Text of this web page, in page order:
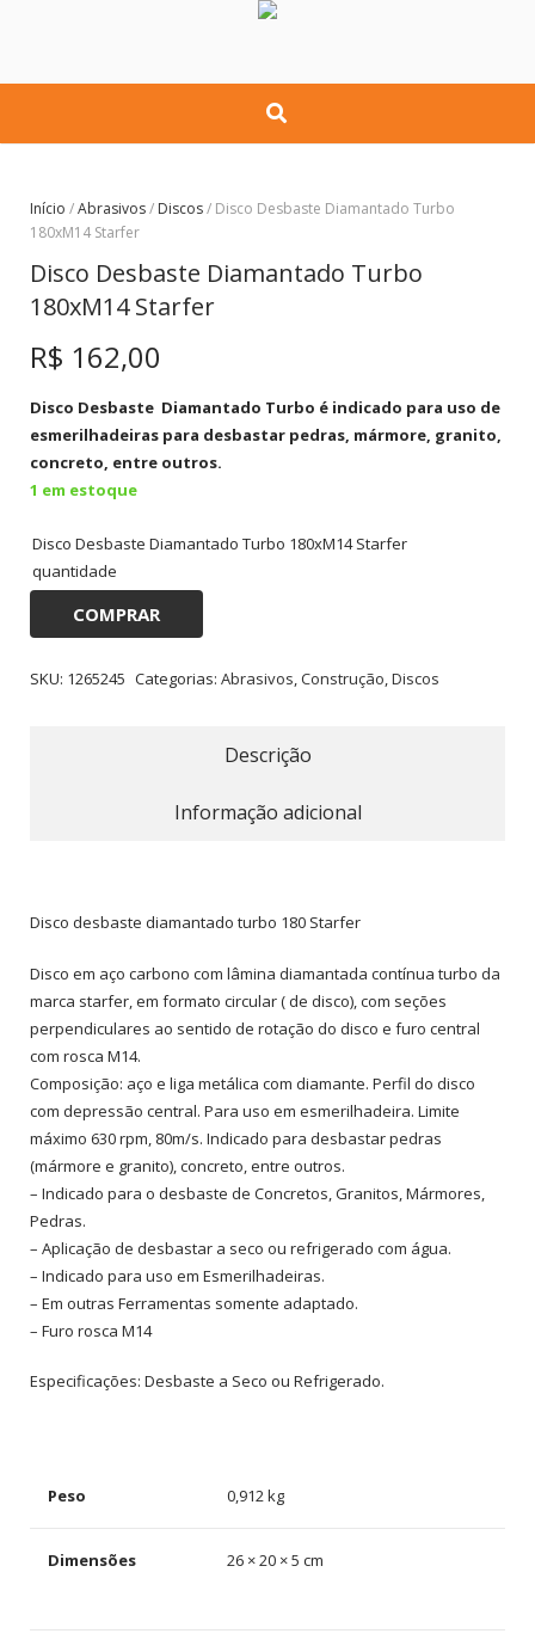
Início /Abrasivos/ Discos/ Disco Desbaste Diamantado Turbo
180xM14 Starfer
Disco Desbaste Diamantado Turbo
180xM14 Starfer
R$ 162,00
Disco Desbaste Diamantado Turbo é indicado para uso de
esmerilhadeiras para desbastar pedras, mármore, granito,
concreto, entre outros.
1 em estoque
Disco Desbaste Diamantado Turbo 180xM14 Starfer
quantidade
COMPRAR
SKU: 1265245 Categorias: Abrasivos Construção Discos
Descrição
Informação adicional
Disco desbaste diamantado turbo 180 Starfer
Disco em aço carbono com lâmina diamantada contínua turbo da
marca starfer, em formato circular ( de disco), com seções
perpendiculares ao sentido de rotação do disco e furo central
com rosca M14.
Composição: aço e liga metálica com diamante. Perfil do disco
com depressão central. Para uso em esmerilhadeira. Limite
máximo 630 rpm, 80m/s. Indicado para desbastar pedras
(mármore e granito), concreto, entre outros.
– Indicado para o desbaste de Concretos, Granitos, Mármores,
Pedras.
– Aplicação de desbastar a seco ou refrigerado com água.
– Indicado para uso em Esmerilhadeiras.
– Em outras Ferramentas somente adaptado.
– Furo rosca M14
Especificações: Desbaste a Seco ou Refrigerado.
Peso 0,912 kg
Dimensões 26 × 20 × 5 cm